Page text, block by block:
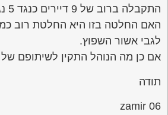
התקבלה ברוב של 9 דיירים כנגד 5 נגד והיתר נמנעו ,
האם החלטה בזו היא החלטת רוב
לגבי אשור השפוץ.
אם כן מה הנוהל התקין לשיתופם
תודה
zamir 06